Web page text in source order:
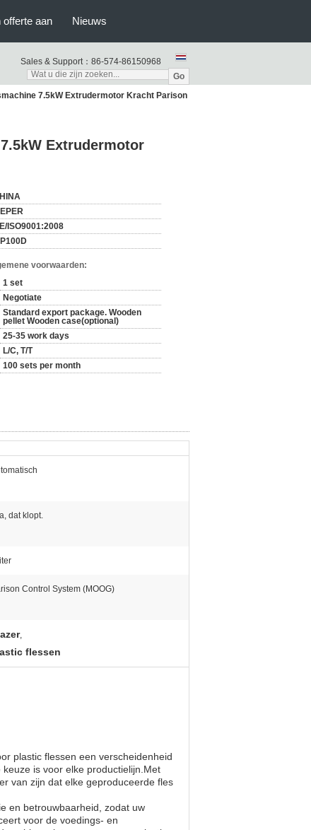
offerte aan Nieuws
Sales & Support： 86-574-86150968
Go
7.5kW Extrudermotor Kracht Parison
Extrudermotor
ISO9001:2008
voorwaarden:
1 set
Negotiate
Standard export package. Wooden
pellet Wooden case(optional)
25-35 work days
L/C, T/T
100 sets per month
dat klopt.
Control System (MOOG)
,
flessen
plastic flessen een verscheidenheid
is voor elke productielijn.Met
van zijn dat elke geproduceerde fles
en betrouwbaarheid, zodat uw
voor de voedings- en